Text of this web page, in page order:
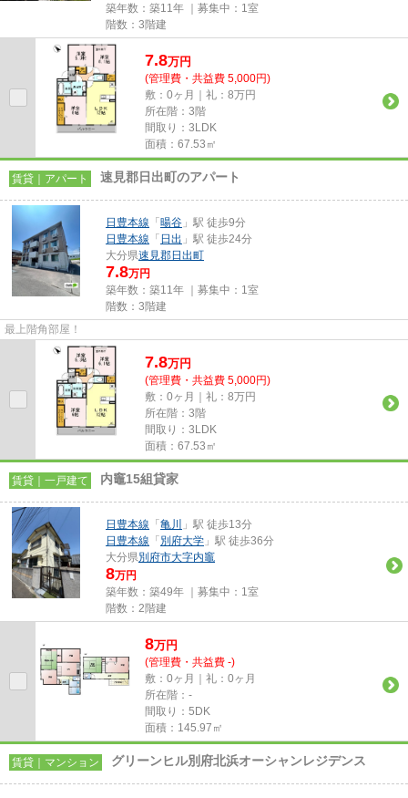
築年数：築11年 ｜募集中： 1室
階数：3階建
7.8万円
(管理費・共益費 5,000円)
敷：0ヶ月｜礼：8万円
所在階：3階
間取り：3LDK
面積：67.53㎡
賃貸｜アパート 速見郡日出町のアパート
日豊本線 「 暘谷 」駅 徒歩9分
日豊本線 「 日出 」駅 徒歩24分
大分県速見郡日出町
7.8万円
築年数：築11年 ｜募集中： 1室
階数：3階建
最上階角部屋！
7.8万円
(管理費・共益費 5,000円)
敷：0ヶ月｜礼：8万円
所在階：3階
間取り：3LDK
面積：67.53㎡
賃貸｜一戸建て 内竈15組貸家
日豊本線 「 亀川
」駅 徒歩13分
日豊本線 「 別府大学 」駅 徒歩36分
大分県別府市大字内竈
8万円
築年数：築49年 ｜募集中： 1室
階数：2階建
8万円
(管理費・共益費 -)
敷：0ヶ月｜礼：0ヶ月
所在階：-
間取り：5DK
面積：145.97㎡
賃貸｜マンション グリーンヒル別府北浜オーシャンレジデンス